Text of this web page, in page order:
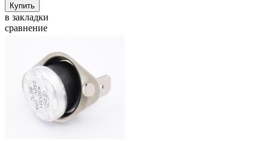
в закладки
сравнение